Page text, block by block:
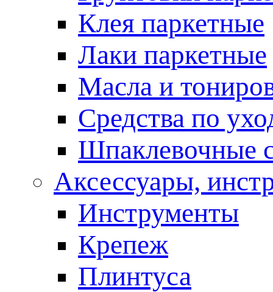
Клея паркетные
Лаки паркетные
Масла и
Средства по
Шпаклевочные
Аксессуары,
Инструменты
Крепеж
Плинтуса